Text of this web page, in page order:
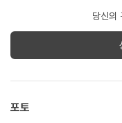
당신의
포토